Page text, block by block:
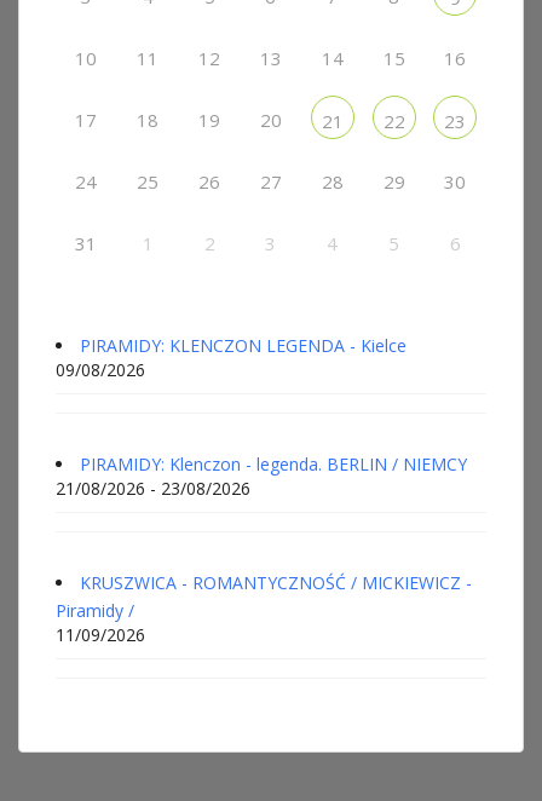
10 11 12 13 14 15 16
17 18 19 20 21 22 23
24 25 26 27 28 29 30
31 1 2 3 4 5 6
PIRAMIDY: KLENCZON LEGENDA - Kielce
09/08/2026
PIRAMIDY: Klenczon - legenda. BERLIN / NIEMCY
21/08/2026 - 23/08/2026
KRUSZWICA - ROMANTYCZNOŚĆ / MICKIEWICZ -
Piramidy /
11/09/2026